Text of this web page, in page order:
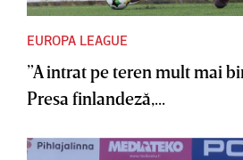
EUROPA LEAGUE
”A intrat pe teren mult mai
Presa finlandeză,...